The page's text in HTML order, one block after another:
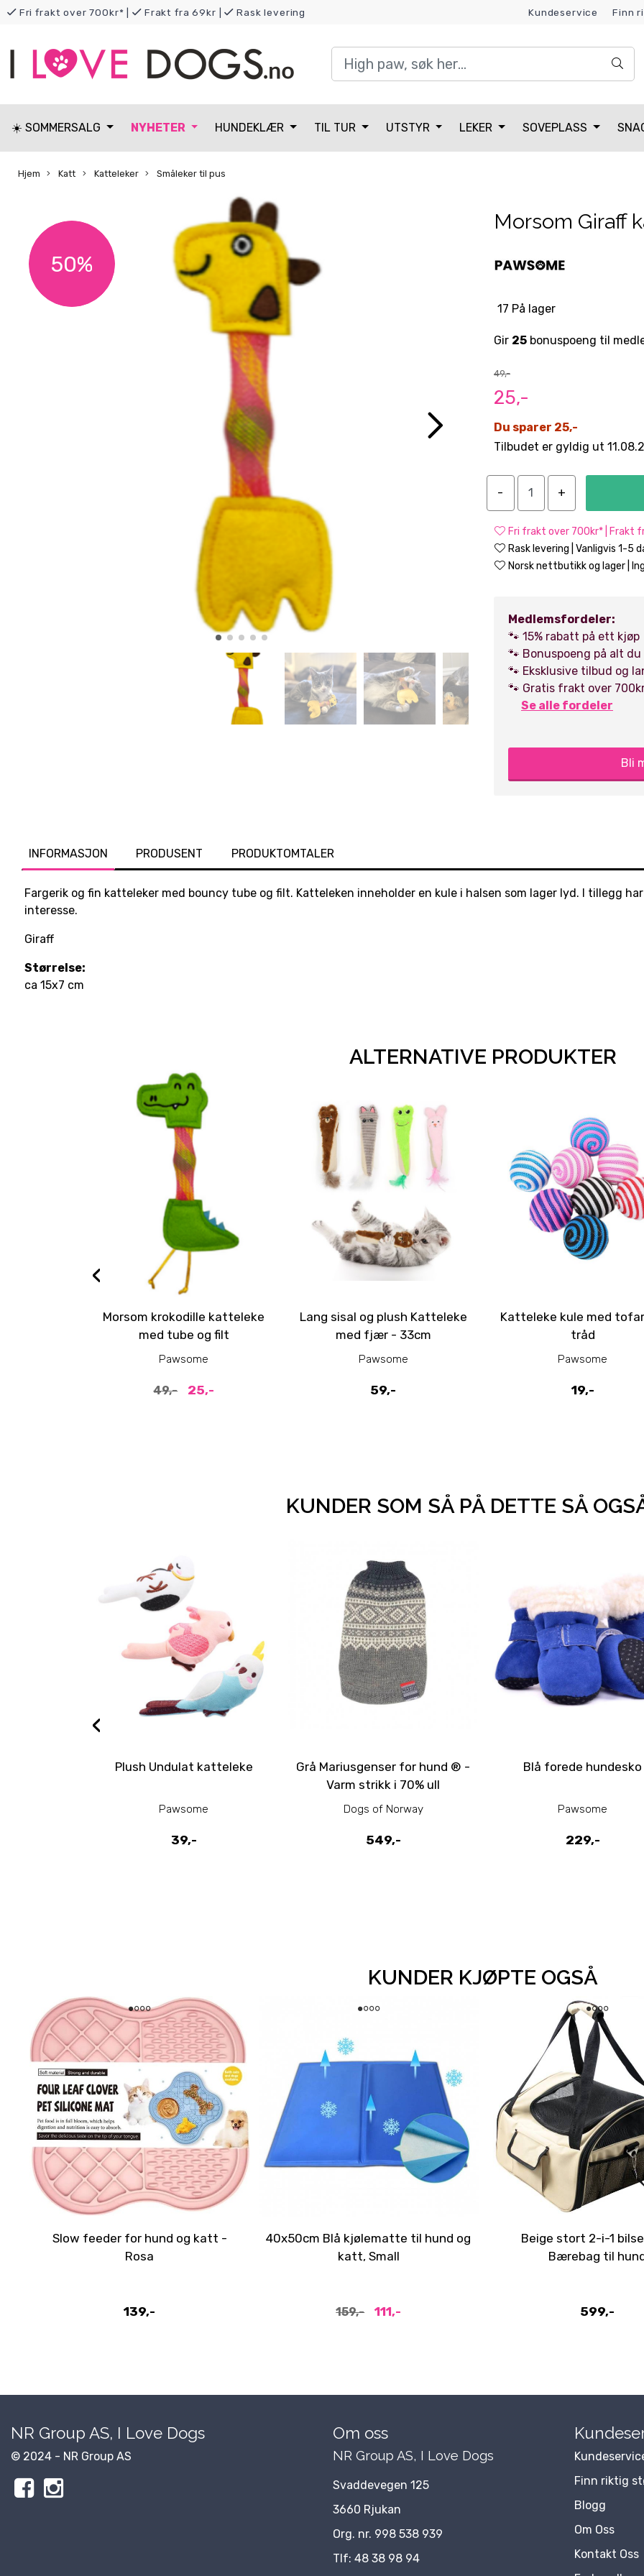
Fri frakt over 700kr* | Frakt fra 69kr | Rask levering Kundeservice
Finn
☀️ SOMMERSALG NYHETER HUNDEKLÆR TIL TUR UTSTYR LEKER SOVEPLASS
Hjem Katt Katteleker Småleker til pus
50%
Morsom Giraff
17 På lager
Gir 25 bonuspoeng til
49,-
25,-
Du sparer 25,-
Tilbudet er gyldig ut
Fri frakt over 700kr* | Frakt
Rask levering | Vanligvis 1-5
Norsk nettbutikk og lager |
Medlemsfordeler:
🐾 15% rabatt på ett kjøp
🐾 Bonuspoeng på alt
🐾 Eksklusive tilbud og
🐾 Gratis frakt over
Se alle fordeler
Bli
INFORMASJON PRODUSENT PRODUKTOMTALER
Fargerik og fin katteleker med bouncy tube og filt. Katteleken inneholder en kule i halsen som lager lyd. I tillegg
interesse.
Giraff
Størrelse:
ca 15x7 cm
ALTERNATIVE PRODUKTER
Morsom krokodille katteleke
med tube og filt
Pawsome
49,- 25,-
Lang sisal og plush Katteleke
med fjær - 33cm
Pawsome
59,-
Katteleke kule med
tråd
Pawsome
19,-
‹
KUNDER SOM SÅ PÅ DETTE SÅ
Plush Undulat katteleke
Pawsome
39,-
Grå Mariusgenser for hund ® -
Varm strikk i 70% ull
Dogs of Norway
549,-
Blå forede hundesko
Pawsome
229,-
‹
KUNDER KJØPTE OGSÅ
Slow feeder for hund og katt -
Rosa
139,-
40x50cm Blå kjølematte til hund og
katt, Small
159,- 111,-
Beige stort 2-i-1
Bærebag til
599,-
NR Group AS, I Love Dogs
© 2024 - NR Group AS
Om oss
NR Group AS, I Love Dogs
Svaddevegen 125
3660 Rjukan
Org. nr. 998 538 939
Tlf: 48 38 98 94
Finn riktig
Blogg
Om Oss
Kontakt Oss